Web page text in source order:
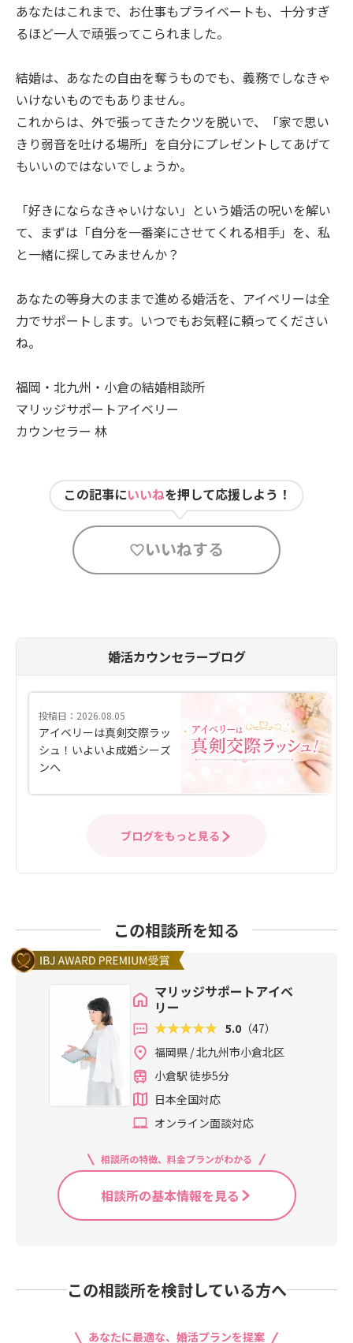
あなたはこれまで、お仕事もプライベートも、十分すぎ
るほど一人で頑張ってこられました。
結婚は、あなたの自由を奪うものでも、義務でしなきゃ
いけないものでもありません。
これからは、外で張ってきたクツを脱いで、「家で思い
きり弱音を吐ける場所」を自分にプレゼントしてあげて
もいいのではないでしょうか。
「好きにならなきゃいけない」という婚活の呪いを解い
て、まずは「自分を一番楽にさせてくれる相手」を、私
と一緒に探してみませんか？
あなたの等身大のままで進める婚活を、アイベリーは全
力でサポートします。いつでもお気軽に頼ってください
ね。
福岡・北九州・小倉の結婚相談所
マリッジサポートアイベリー
カウンセラー 林
この記事にいいねを押して応援しよう！
いいねする
婚活カウンセラーブログ
投稿日：2026.08.05
アイベリーは真剣交際ラッ
シュ！いよいよ成婚シーズ
ンへ
ブログをもっと見る
この相談所を知る
マリッジサポートアイベ
リー
5.0 （47）
福岡県 / 北九州市小倉北区
小倉駅 徒歩5分
日本全国対応
オンライン面談対応
相談所の特徴、料金プランがわかる
相談所の基本情報を見る
この相談所を検討している方へ
あなたに最適な、婚活プランを提案